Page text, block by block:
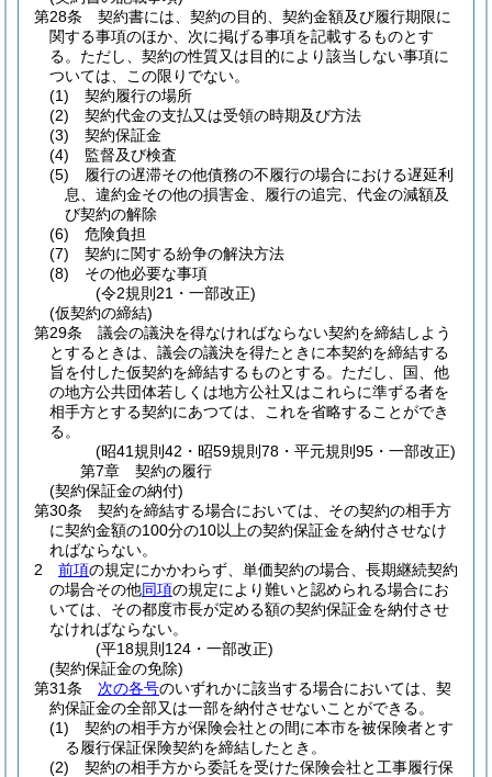
第28条
契約書には、契約の目的、契約金額及び履行期限に
関する事項のほか、次に掲げる事項を記載するものとす
る。 ただし、契約の性質又は目的により該当しない事項に
ついては、この限りでない。
(1)
契約履行の場所
(2)
契約代金の支払又は受領の時期及び方法
(3)
契約保証金
(4)
監督及び検査
(5)
履行の遅滞その他債務の不履行の場合における遅延利
息、違約金その他の損害金、履行の追完、代金の減額及
び契約の解除
(6)
危険負担
(7)
契約に関する紛争の解決方法
(8)
その他必要な事項
(令2規則21・一部改正)
(仮契約の締結)
第29条
議会の議決を得なければならない契約を締結しよう
とするときは、議会の議決を得たときに本契約を締結する
旨を付した仮契約を締結するものとする。 ただし、国、他
の地方公共団体若しくは地方公社又はこれらに準ずる者を
相手方とする契約にあつては、これを省略することができ
る。
(昭41規則42・昭59規則78・平元規則95・一部改正)
第7章
契約の履行
(契約保証金の納付)
第30条
契約を締結する場合においては、その契約の相手方
に契約金額の100分の10以上の契約保証金を納付させなけ
ればならない。
2
前項の規定にかかわらず、単価契約の場合、長期継続契約
の場合その他同項の規定により難いと認められる場合にお
いては、その都度市長が定める額の契約保証金を納付させ
なければならない。
(平18規則124・一部改正)
(契約保証金の免除)
第31条
次の各号のいずれかに該当する場合においては、契
約保証金の全部又は一部を納付させないことができる。
(1)
契約の相手方が保険会社との間に本市を被保険者とす
る履行保証保険契約を締結したとき。
(2)
契約の相手方から委託を受けた保険会社と工事履行保